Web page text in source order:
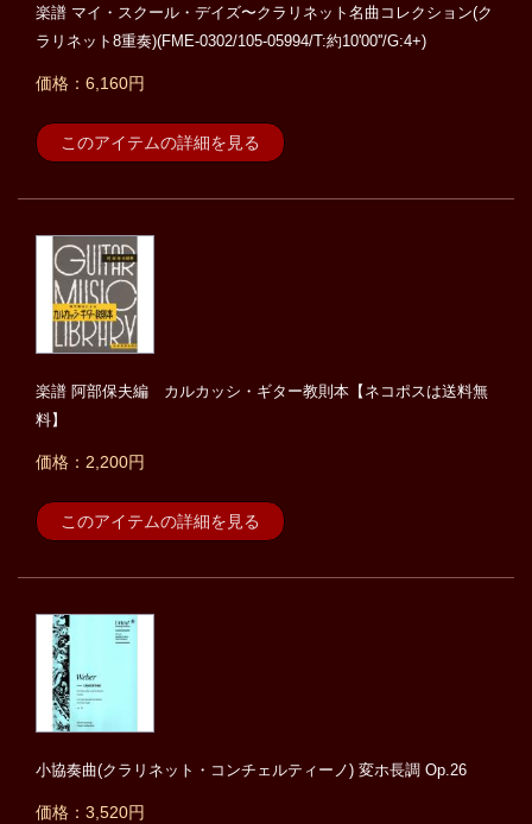
楽譜 マイ・スクール・デイズ〜クラリネット名曲コレクション(ク
ラリネット8重奏)(FME-0302/105-05994/T:約10'00''/G:4+)
価格：6,160円
このアイテムの詳細を見る
楽譜 阿部保夫編 カルカッシ・ギター教則本【ネコポスは送料無
料】
価格：2,200円
このアイテムの詳細を見る
小協奏曲(クラリネット・コンチェルティーノ) 変ホ長調 Op.26
価格：3,520円